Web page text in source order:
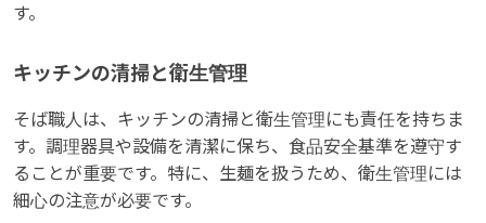
す。
キッチンの清掃と衛生管理
そば職人は、キッチンの清掃と衛生管理にも責任を持ちま
す。調理器具や設備を清潔に保ち、食品安全基準を遵守す
ることが重要です。特に、生麺を扱うため、衛生管理には
細心の注意が必要です。